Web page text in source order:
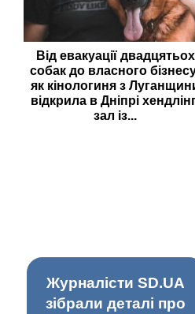
Від евакуації двадцятьох
собак до власного
як кінологиня з
відкрила в Дніпрі
зал із...
Журналісти SD.UA
зібрали деталі про